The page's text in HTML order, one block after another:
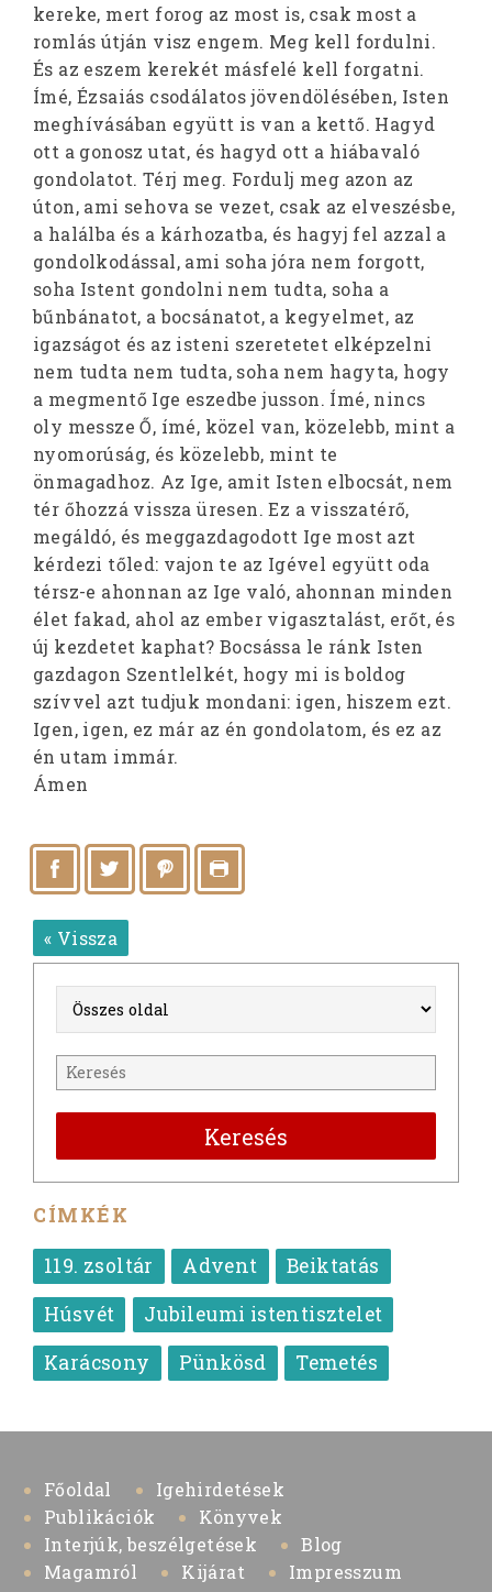
kereke, mert forog az most is, csak most a
romlás útján visz engem. Meg kell fordulni.
És az eszem kerekét másfelé kell forgatni.
Ímé, Ézsaiás csodálatos jövendölésében, Isten
meghívásában együtt is van a kettő. Hagyd
ott a gonosz utat, és hagyd ott a hiábavaló
gondolatot. Térj meg. Fordulj meg azon az
úton, ami sehova se vezet, csak az elveszésbe,
a halálba és a kárhozatba, és hagyj fel azzal a
gondolkodással, ami soha jóra nem forgott,
soha Istent gondolni nem tudta, soha a
bűnbánatot, a bocsánatot, a kegyelmet, az
igazságot és az isteni szeretetet elképzelni
nem tudta nem tudta, soha nem hagyta, hogy
a megmentő Ige eszedbe jusson. Ímé, nincs
oly messze Ő, ímé, közel van, közelebb, mint a
nyomorúság, és közelebb, mint te
önmagadhoz. Az Ige, amit Isten elbocsát, nem
tér őhozzá vissza üresen. Ez a visszatérő,
megáldó, és meggazdagodott Ige most azt
kérdezi tőled: vajon te az Igével együtt oda
térsz-e ahonnan az Ige való, ahonnan minden
élet fakad, ahol az ember vigasztalást, erőt, és
új kezdetet kaphat? Bocsássa le ránk Isten
gazdagon Szentlelkét, hogy mi is boldog
szívvel azt tudjuk mondani: igen, hiszem ezt.
Igen, igen, ez már az én gondolatom, és ez az
én utam immár.
Ámen
« Vissza
Keresés
CÍMKÉK
119. zsoltár
Advent
Beiktatás
Húsvét
Jubileumi istentisztelet
Karácsony
Pünkösd Temetés
Főoldal
Igehirdetések
Publikációk
Könyvek
Interjúk, beszélgetések
Blog
Magamról
Kijárat
Impresszum